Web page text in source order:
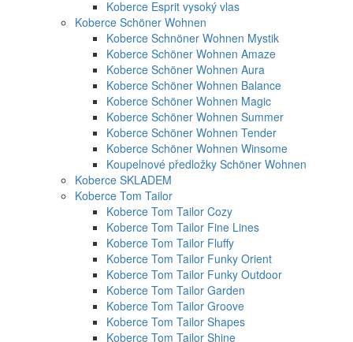
Koberce Esprit vysoký vlas
Koberce Schöner Wohnen
Koberce Schnöner Wohnen Mystik
Koberce Schöner Wohnen Amaze
Koberce Schöner Wohnen Aura
Koberce Schöner Wohnen Balance
Koberce Schöner Wohnen Magic
Koberce Schöner Wohnen Summer
Koberce Schöner Wohnen Tender
Koberce Schöner Wohnen Winsome
Koupelnové předložky Schöner Wohnen
Koberce SKLADEM
Koberce Tom Tailor
Koberce Tom Tailor Cozy
Koberce Tom Tailor Fine Lines
Koberce Tom Tailor Fluffy
Koberce Tom Tailor Funky Orient
Koberce Tom Tailor Funky Outdoor
Koberce Tom Tailor Garden
Koberce Tom Tailor Groove
Koberce Tom Tailor Shapes
Koberce Tom Tailor Shine